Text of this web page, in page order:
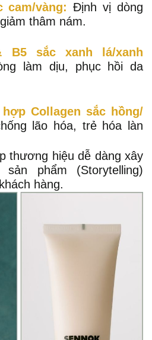
cam/vàng: Định vị dòng
thâm nám.
B5 sắc xanh lá/xanh
làm dịu, phục hồi da
Collagen sắc hồng/
lão hóa, trẻ hóa làn
thương hiệu dễ dàng xây
phẩm (Storytelling)
hàng.